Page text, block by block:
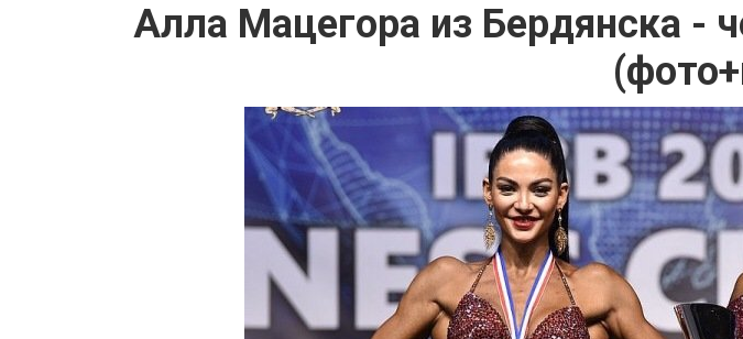
Алла Мацегора из Бердянска -